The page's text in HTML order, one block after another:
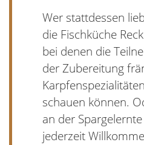
Wer stattdessen
die Fischküche
bei denen die
der Zubereitung
schauen können.
an der
jederzeit